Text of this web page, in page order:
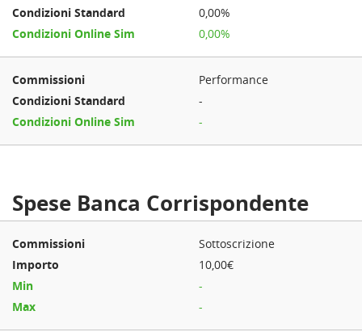
0,00%
0,00%
Performance
-
-
Spese Banca Corrispondente
Sottoscrizione
10,00€
-
-